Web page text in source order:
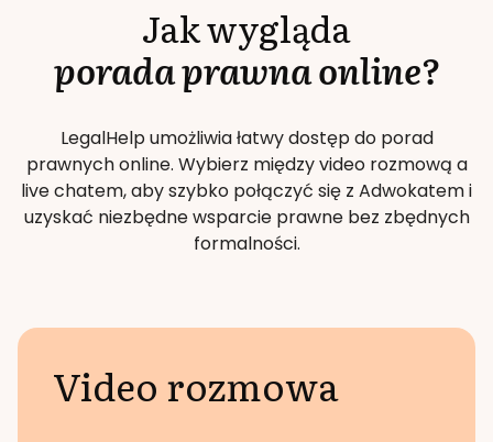
Jak wygląda
porada prawna online?
LegalHelp umożliwia łatwy dostęp do porad
prawnych online. Wybierz między video rozmową a
live chatem, aby szybko połączyć się z Adwokatem i
uzyskać niezbędne wsparcie prawne bez zbędnych
formalności.
Video rozmowa